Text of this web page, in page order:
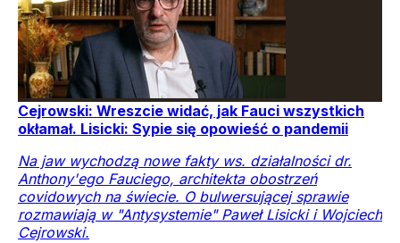
Cejrowski: Wreszcie widać, jak Fauci wszystkich
okłamał. Lisicki: Sypie się opowieść o pandemii
Na jaw wychodzą nowe fakty ws. działalności dr.
Anthony'ego Fauciego, architekta obostrzeń
covidowych na świecie. O bulwersującej sprawie
rozmawiają w "Antysystemie" Paweł Lisicki i Wojciech
Cejrowski.